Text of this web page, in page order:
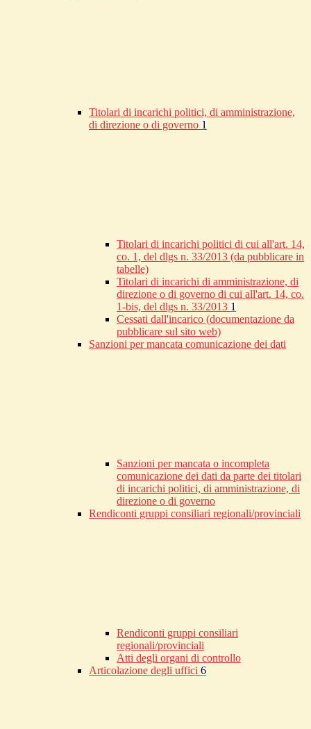
Titolari di incarichi politici, di amministrazione,
di direzione o di governo 1
Titolari di incarichi politici di cui all'art. 14,
co. 1, del dlgs n. 33/2013 (da pubblicare in
tabelle)
Titolari di incarichi di amministrazione, di
direzione o di governo di cui all'art. 14, co.
1-bis, del dlgs n. 33/2013 1
Cessati dall'incarico (documentazione da
pubblicare sul sito web)
Sanzioni per mancata comunicazione dei dati
Sanzioni per mancata o incompleta
comunicazione dei dati da parte dei titolari
di incarichi politici, di amministrazione, di
direzione o di governo
Rendiconti gruppi consiliari regionali/provinciali
Rendiconti gruppi consiliari
regionali/provinciali
Atti degli organi di controllo
Articolazione degli uffici 6